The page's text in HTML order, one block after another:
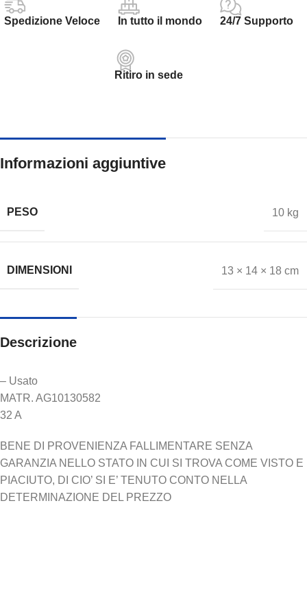
Spedizione Veloce In tutto il mondo 24/7 Supporto
Ritiro in sede
Informazioni aggiuntive
PESO 10 kg
DIMENSIONI 13 × 14 × 18 cm
Descrizione
– Usato
MATR. AG10130582
32 A
BENE DI PROVENIENZA FALLIMENTARE SENZA
GARANZIA NELLO STATO IN CUI SI TROVA COME VISTO E
PIACIUTO, DI CIO’ SI E’ TENUTO CONTO NELLA
DETERMINAZIONE DEL PREZZO